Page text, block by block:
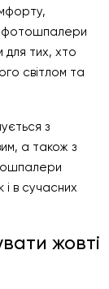
фотошпалери
тих, хто
світлом та
з
а також з
і в сучасних
жовті